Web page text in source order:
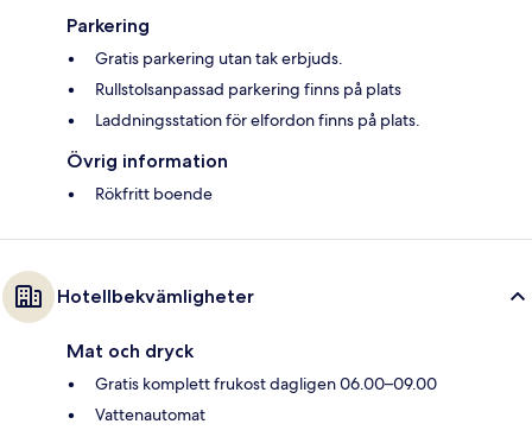
Parkering
Gratis parkering utan tak erbjuds.
Rullstolsanpassad parkering finns på plats
Laddningsstation för elfordon finns på plats.
Övrig information
Rökfritt boende
Hotellbekvämligheter
Mat och dryck
Gratis komplett frukost dagligen 06.00–09.00
Vattenautomat